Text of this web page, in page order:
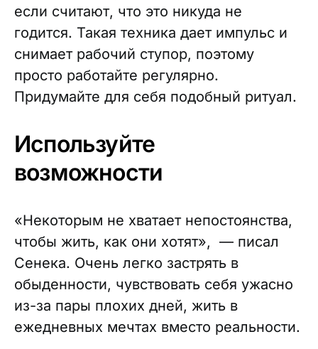
если считают, что это никуда не
годится. Такая техника дает импульс и
снимает рабочий ступор, поэтому
просто работайте регулярно.
Придумайте для себя подобный ритуал.
Используйте
возможности
«Некоторым не хватает непостоянства,
чтобы жить, как они хотят», — писал
Сенека. Очень легко застрять в
обыденности, чувствовать себя ужасно
из-за пары плохих дней, жить в
ежедневных мечтах вместо реальности.